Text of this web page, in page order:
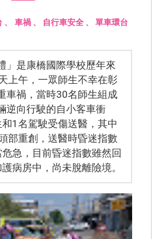
、 車禍、 自行車安全、 單車環台
」是康橋國際學校歷年來
上午，一眾師生不幸在彰
車禍，當時30名師生組成
逆向行駛的自小客車衝
1名駕駛受傷送醫，其中
部重創，送醫時昏迷指數
急，目前昏迷指數雖然回
病房中，尚未脫離險境。